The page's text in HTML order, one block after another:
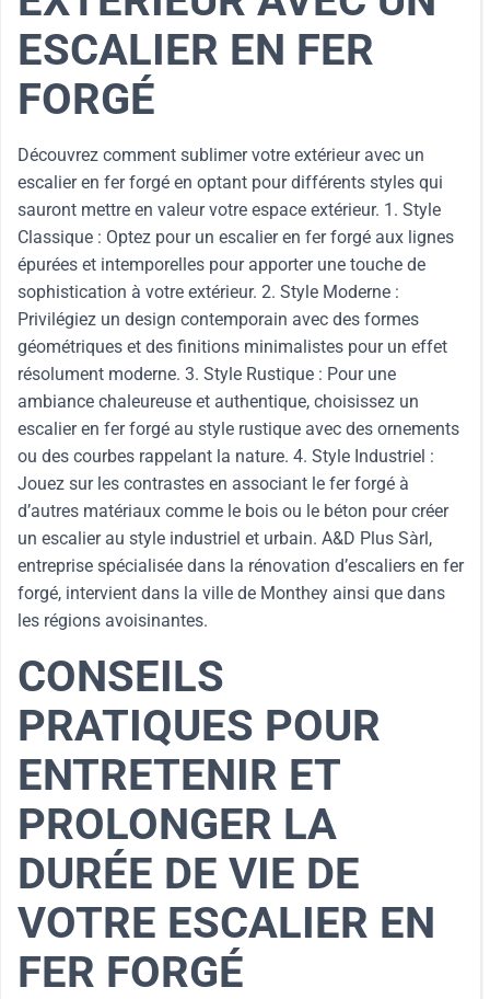
ESCALIER EN FER
FORGÉ
Découvrez comment sublimer votre extérieur avec un
escalier en fer forgé en optant pour différents styles qui
sauront mettre en valeur votre espace extérieur. 1. Style
Classique : Optez pour un escalier en fer forgé aux lignes
épurées et intemporelles pour apporter une touche de
sophistication à votre extérieur. 2. Style Moderne :
Privilégiez un design contemporain avec des formes
géométriques et des finitions minimalistes pour un effet
résolument moderne. 3. Style Rustique : Pour une
ambiance chaleureuse et authentique, choisissez un
escalier en fer forgé au style rustique avec des ornements
ou des courbes rappelant la nature. 4. Style Industriel :
Jouez sur les contrastes en associant le fer forgé à
d’autres matériaux comme le bois ou le béton pour créer
un escalier au style industriel et urbain. A&D Plus Sàrl,
entreprise spécialisée dans la rénovation d’escaliers en fer
forgé, intervient dans la ville de Monthey ainsi que dans
les régions avoisinantes.
CONSEILS
PRATIQUES POUR
ENTRETENIR ET
PROLONGER LA
DURÉE DE VIE DE
VOTRE ESCALIER EN
FER FORGÉ